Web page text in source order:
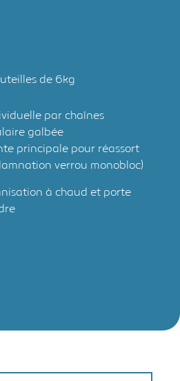
de 6kg
par chaînes
galbée
principale pour réassort
verrou monobloc)
à chaud et porte